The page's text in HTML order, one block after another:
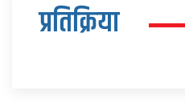
प्रतिक्रिया